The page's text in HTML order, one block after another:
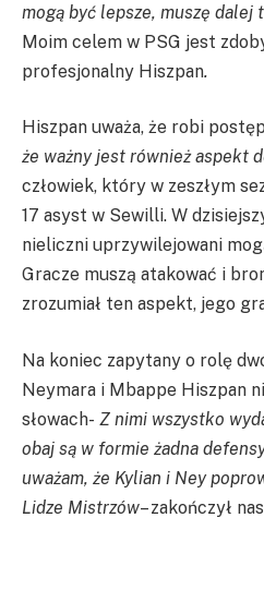
mogą być lepsze, muszę dalej
Moim celem w PSG jest
profesjonalny Hiszpan.
Hiszpan uważa, że robi
że ważny jest również aspekt
człowiek, który w zeszłym
17 asyst w Sewilli. W
nieliczni uprzywilejowani
Gracze muszą atakować i
zrozumiał ten aspekt, jego
Na koniec zapytany o rolę
Neymara i Mbappe Hiszpan
słowach- Z nimi wszystko
obaj są w formie żadna
uważam, że Kylian i Ney
Lidze Mistrzów– zakończył